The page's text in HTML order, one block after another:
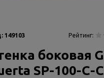
149103 Рейтинг:
боковая
SP-100-C-